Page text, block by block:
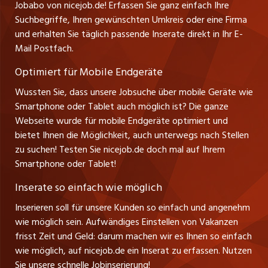
Führungspositionen
Management / Kader-Jobs
jobbasel.ch
zentraljob.ch
myjob.ch
schaffu.ch (VS)
ajourjob.ch
tagblatt.ch
FM1Today
Tel. +49 07522 795034
Thomas Reiner
Ansprechpartner
Jobabo von nicejob.de! Erfassen Sie ganz einfach Ihre
Suchbegriffe, Ihren gewünschten Umkreis oder eine Firma
und erhalten Sie täglich passende Inserate direkt in Ihr E-
Mail Postfach.
Optimiert für Mobile Endgeräte
Wussten Sie, dass unsere Jobsuche über mobile Geräte wie
Smartphone oder Tablet auch möglich ist? Die ganze
Webseite wurde für mobile Endgeräte optimiert und
bietet Ihnen die Möglichkeit, auch unterwegs nach Stellen
zu suchen! Testen Sie nicejob.de doch mal auf Ihrem
Smartphone oder Tablet!
Inserate so einfach wie möglich
Inserieren soll für unsere Kunden so einfach und angenehm
wie möglich sein. Aufwändiges Einstellen von Vakanzen
frisst Zeit und Geld: darum machen wir es Ihnen so einfach
wie möglich, auf nicejob.de ein Inserat zu erfassen. Nutzen